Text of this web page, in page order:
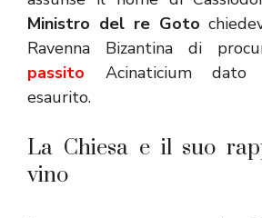
Ministro del re Goto
Ravenna Bizantina di
passito Acinaticium dato
esaurito.
La Chiesa e il suo
vino